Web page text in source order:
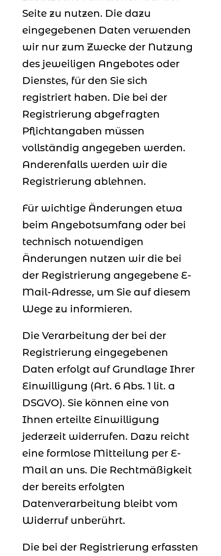
Seite zu nutzen. Die dazu
eingegebenen Daten verwenden
wir nur zum Zwecke der Nutzung
des jeweiligen Angebotes oder
Dienstes, für den Sie sich
registriert haben. Die bei der
Registrierung abgefragten
Pflichtangaben müssen
vollständig angegeben werden.
Anderenfalls werden wir die
Registrierung ablehnen.
Für wichtige Änderungen etwa
beim Angebotsumfang oder bei
technisch notwendigen
Änderungen nutzen wir die bei
der Registrierung angegebene E-
Mail-Adresse, um Sie auf diesem
Wege zu informieren.
Die Verarbeitung der bei der
Registrierung eingegebenen
Daten erfolgt auf Grundlage Ihrer
Einwilligung (Art. 6 Abs. 1 lit. a
DSGVO). Sie können eine von
Ihnen erteilte Einwilligung
jederzeit widerrufen. Dazu reicht
eine formlose Mitteilung per E-
Mail an uns. Die Rechtmäßigkeit
der bereits erfolgten
Datenverarbeitung bleibt vom
Widerruf unberührt.
Die bei der Registrierung erfassten